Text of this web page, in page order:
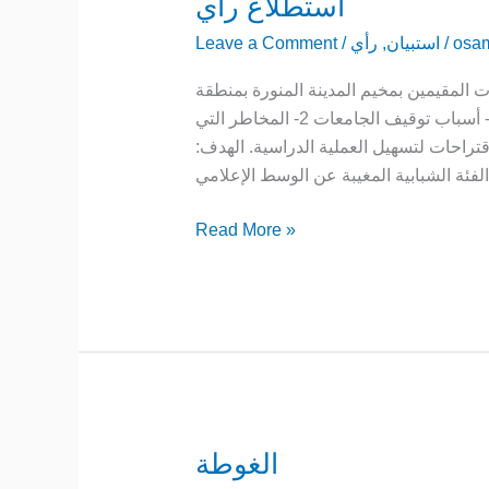
Leave a Comment / استبيان, رأي /
بمخيم المدينة المنورة بمنطقة
باريشا من خلال إجراء استبيان وإستطلاع رأي حول: 1- أسباب توقيف الجامعات 2- المخاطر التي
خلال المسيرة الدراسية. 3-ذكر اقتراحات لتسهيل العملية الدراسية. الهدف:
Read More »
الغوطة
الغوطة